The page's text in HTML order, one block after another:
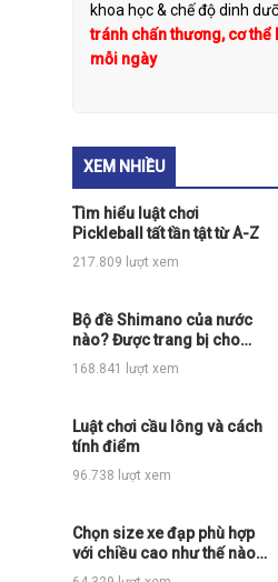
khoa học & chế độ dinh
tránh chấn thương, cơ thể
mỗi ngày
XEM NHIỀU
Tìm hiểu luật chơi
Pickleball tất tần tật từ A-Z
217.809 lượt xem
Bộ đề Shimano của nước
nào? Được trang bị cho
những loại xe đạp thể thao
168.841 lượt xem
Luật chơi cầu lông và cách
tính điểm
96.738 lượt xem
Chọn size xe đạp phù hợp
với chiều cao như thế nào
cho đúng?